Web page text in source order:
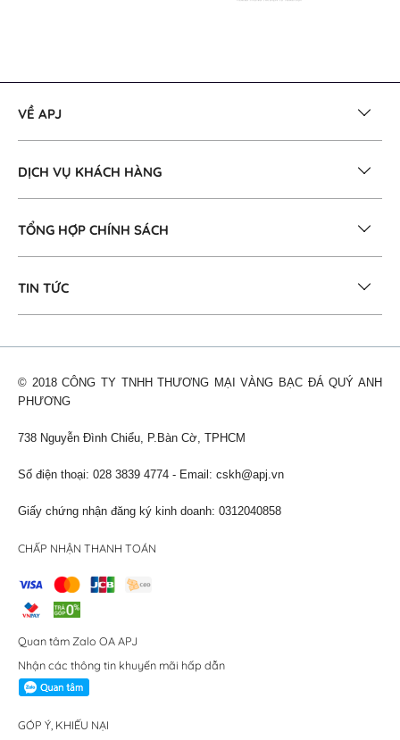
VỀ APJ
DỊCH VỤ KHÁCH HÀNG
TỔNG HỢP CHÍNH SÁCH
TIN TỨC
© 2018 CÔNG TY TNHH THƯƠNG MẠI VÀNG BẠC ĐÁ QUÝ ANH
PHƯƠNG
738 Nguyễn Đình Chiểu, P.Bàn Cờ, TPHCM
Số điện thoại: 028 3839 4774 - Email: cskh@apj.vn
Giấy chứng nhận đăng ký kinh doanh: 0312040858
CHẤP NHẬN THANH TOÁN
Quan tâm Zalo OA APJ
Nhận các thông tin khuyến mãi hấp dẫn
GÓP Ý, KHIẾU NẠI